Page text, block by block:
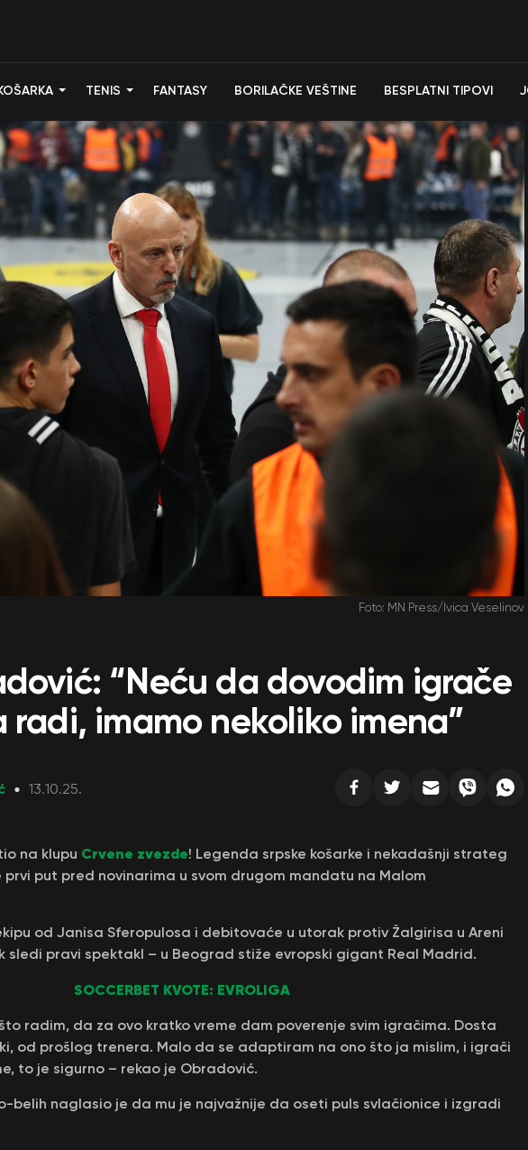
TENIS FANTASY BORILAČKE VEŠTINE BESPLATNI TIPOVI
Foto: MN Press/Ivica Veselinov
“Neću da dovodim igrače
radi, imamo nekoliko imena”
13.10.25.
na klupu Crvene zvezde! Legenda srpske košarke i nekadašnji strateg
put pred novinarima u svom drugom mandatu na Malom
od Janisa Sferopulosa i debitovaće u utorak protiv Žalgirisa u Areni
sledi pravi spektakl – u Beograd stiže evropski gigant Real Madrid.
SOCCERBET KVOTE: EVROLIGA
radim, da za ovo kratko vreme dam poverenje svim igračima. Dosta
od prošlog trenera. Malo da se adaptiram na ono što ja mislim, i igrači
to je sigurno – rekao je Obradović.
belih naglasio je da mu je najvažnije da oseti puls svlačionice i izgradi